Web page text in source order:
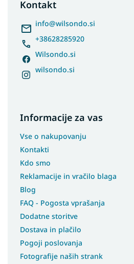
Kontakt
info@wilsondo.si
+38628285920
Wilsondo.si
wilsondo.si
Informacije za vas
Vse o nakupovanju
Kontakti
Kdo smo
Reklamacije in vračilo blaga
Blog
FAQ - Pogosta vprašanja
Dodatne storitve
Dostava in plačilo
Pogoji poslovanja
Fotografije naših strank